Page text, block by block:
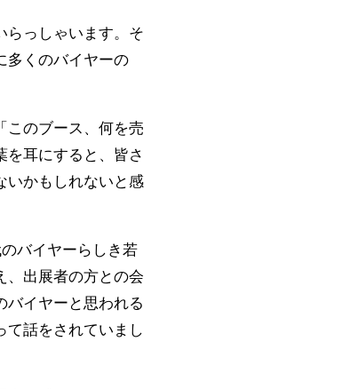
らっしゃいます。そ
多くのバイヤーの
このブース、何を売
を耳にすると、皆さ
いかもしれないと感
バイヤーらしき若
、出展者の方との会
バイヤーと思われる
て話をされていまし